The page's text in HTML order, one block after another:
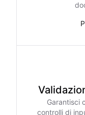
Garantisci
controlli di